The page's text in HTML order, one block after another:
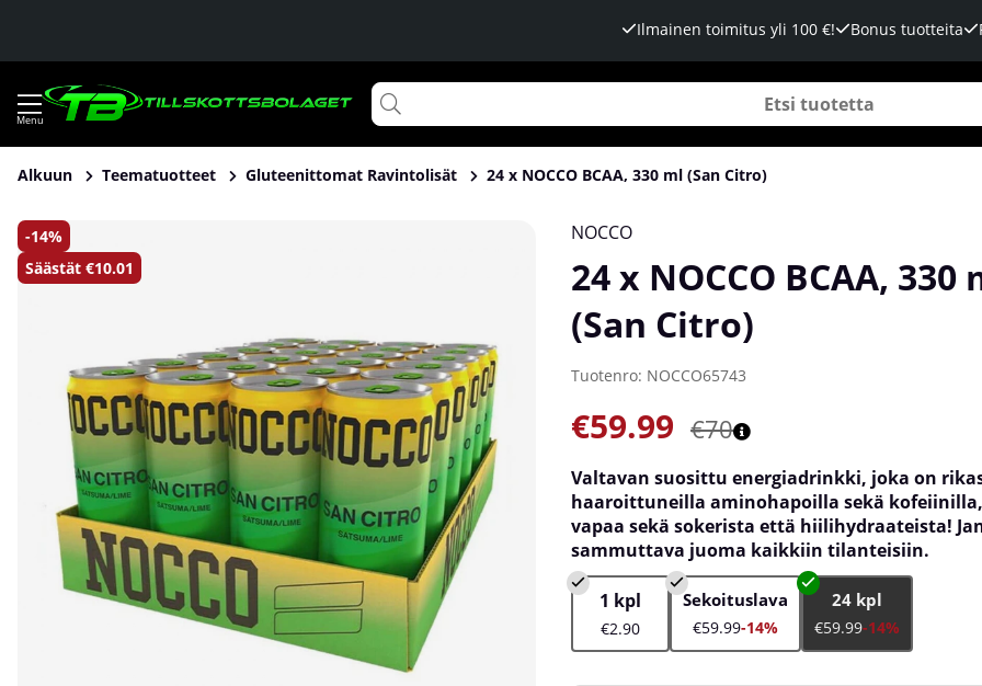
Ilmainen toimitus yli 100 €! Bonus tuotteita
Alkuun Teematuotteet Gluteenittomat Ravintolisät 24 x NOCCO BCAA, 330 ml (San Citro)
14
Säästät €10.01
Tuotekuvat 24 x NOCCO BCAA, 330 ml (San Citro) NOCCO
24 x NOCCO BCAA, 330
(San Citro)
Tuotenro: NOCCO65743
€70
€59.99
Valtavan suosittu energiadrinkki, joka on
haaroittuneilla aminohapoilla sekä
vapaa sekä sokerista että hiilihydraateista!
sammuttava juoma kaikkiin tilanteisiin.
1 kpl
€2.90
Sekoituslava
€59.99-14%
24 kpl
€59.99-14%